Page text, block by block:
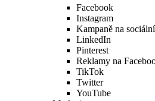
Facebook
Instagram
Kampaně na
LinkedIn
Pinterest
Reklamy na
TikTok
Twitter
YouTube